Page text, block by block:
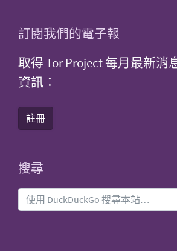
訂閱我們的電子報
取得 Tor Project 每月最新消
資訊：
註冊
搜尋